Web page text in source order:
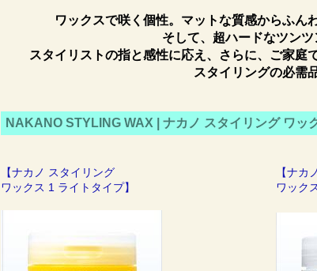
ワックスで咲く個性。マットな質感からふん
そして、超ハードなツンツ
スタイリストの指と感性に応え、さらに、ご家庭
スタイリングの必需
NAKANO STYLING WAX | ナカノ スタイリング ワッ
【ナカノ スタイリング
ワックス 1 ライトタイプ】
【ナ
ワック